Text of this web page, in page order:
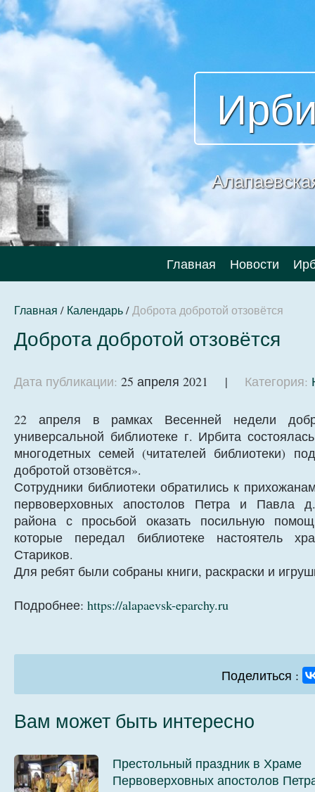
Главная Новости
Главная / Календарь/Доброта добротой отзовётся
Доброта добротой отзовётся
Дата публикации: 25 апреля 2021 | Категория:
22 апреля в рамках Весенней недели
универсальной библиотеке г. Ирбита
многодетных семей (читателей библиотеки)
добротой отзовётся».
Сотрудники библиотеки обратились к
первоверховных апостолов Петра и Павла
района с просьбой оказать посильную
которые передал библиотеке настоятель
Стариков.
Для ребят были собраны книги, раскраски и
Подробнее: https://alapaevsk-eparchy.ru
Поделиться :
Вам может быть интересно
Престольный праздник в Храме
Первоверховных апостолов